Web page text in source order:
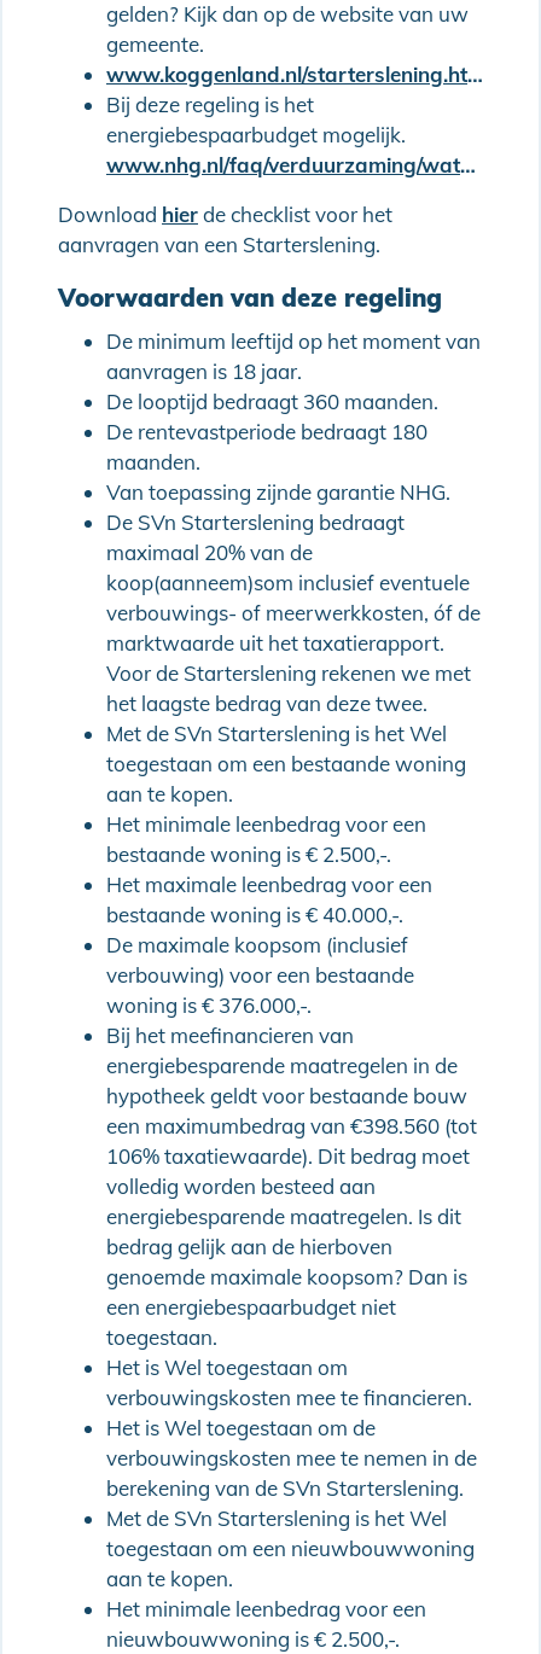
gelden? Kijk dan op de website van uw
gemeente.
www.koggenland.nl/starterslening.html
Bij deze regeling is het
energiebespaarbudget mogelijk.
www.nhg.nl/faq/verduurzaming/wat-is-het-energiebespaarbudget/
Download hierde checklist voor het
aanvragen van een Starterslening.
Voorwaarden van deze regeling
De minimum leeftijd op het moment van
aanvragen is 18 jaar.
De looptijd bedraagt 360 maanden.
De rentevastperiode bedraagt 180
maanden.
Van toepassing zijnde garantie NHG.
De SVn Starterslening bedraagt
maximaal 20% van de
koop(aanneem)som inclusief eventuele
verbouwings- of meerwerkkosten, óf de
marktwaarde uit het taxatierapport.
Voor de Starterslening rekenen we met
het laagste bedrag van deze twee.
Met de SVn Starterslening is het Wel
toegestaan om een bestaande woning
aan te kopen.
Het minimale leenbedrag voor een
bestaande woning is € 2.500,-.
Het maximale leenbedrag voor een
bestaande woning is € 40.000,-.
De maximale koopsom (inclusief
verbouwing) voor een bestaande
woning is € 376.000,-.
Bij het meefinancieren van
energiebesparende maatregelen in de
hypotheek geldt voor bestaande bouw
een maximumbedrag van €398.560 (tot
106% taxatiewaarde). Dit bedrag moet
volledig worden besteed aan
energiebesparende maatregelen. Is dit
bedrag gelijk aan de hierboven
genoemde maximale koopsom? Dan is
een energiebespaarbudget niet
toegestaan.
Het is Wel toegestaan om
verbouwingskosten mee te financieren.
Het is Wel toegestaan om de
verbouwingskosten mee te nemen in de
berekening van de SVn Starterslening.
Met de SVn Starterslening is het Wel
toegestaan om een nieuwbouwwoning
aan te kopen.
Het minimale leenbedrag voor een
nieuwbouwwoning is € 2.500,-.